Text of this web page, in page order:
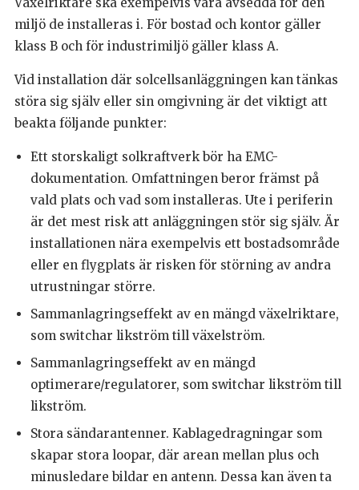
Växelriktare ska exempelvis vara avsedda för den
miljö de installeras i. För bostad och kontor gäller
klass B och för industrimiljö gäller klass A.
Vid installation där solcellsanläggningen kan tänkas
störa sig själv eller sin omgivning är det viktigt att
beakta följande punkter:
Ett storskaligt solkraftverk bör ha EMC-
dokumentation. Omfattningen beror främst på
vald plats och vad som installeras. Ute i periferin
är det mest risk att anläggningen stör sig själv. Är
installationen nära exempelvis ett bostadsområde
eller en flygplats är risken för störning av andra
utrustningar större.
Sammanlagringseffekt av en mängd växelriktare,
som switchar likström till växelström.
Sammanlagringseffekt av en mängd
optimerare/regulatorer, som switchar likström till
likström.
Stora sändarantenner. Kablagedragningar som
skapar stora loopar, där arean mellan plus och
minusledare bildar en antenn. Dessa kan även ta